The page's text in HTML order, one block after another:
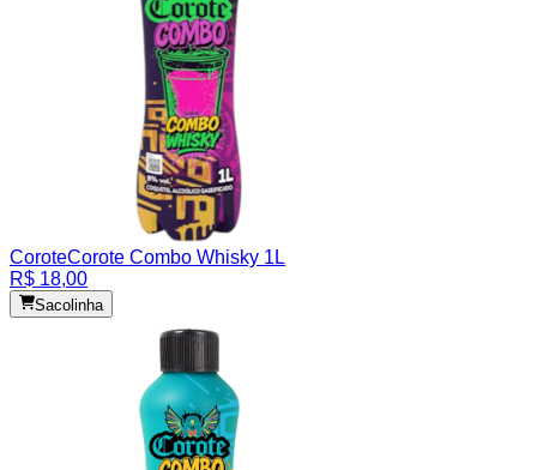
CoroteCorote Combo Whisky 1L
R$ 18,00
Sacolinha